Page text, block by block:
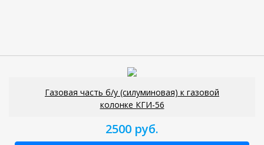
Газовая часть б/у (силуминовая) к газовой
колонке КГИ-56
2500 руб.